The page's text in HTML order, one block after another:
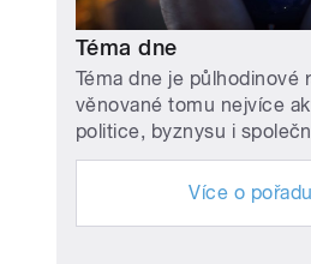
Téma dne
Téma dne je půlhodinové
věnované tomu nejvíce
politice, byznysu i
Více o pořadu